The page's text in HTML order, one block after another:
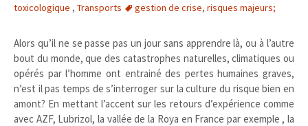
toxicologique , Transports gestion de crise, risques majeurs;
Alors qu’il ne se passe pas un jour sans apprendre là, ou à l’autre
bout du monde, que des catastrophes naturelles, climatiques ou
opérés par l’homme ont entrainé des pertes humaines graves,
n’est il pas temps de s’interroger sur la culture du risque bien en
amont? En mettant l’accent sur les retours d’expérience comme
avec AZF, Lubrizol, la vallée de la Roya en France par exemple , la